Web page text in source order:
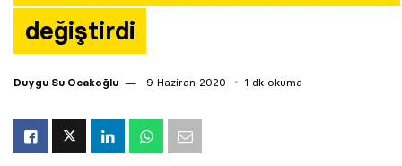
değiştirdi
Duygu Su Ocakoğlu 9 Haziran 2020 1 dk okuma